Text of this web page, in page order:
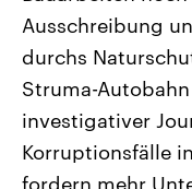
Landtagswahl
2026
Alle Informationen
Sachsen-Anhalt wählt
September 2026
Landtag. Seit 2021 wird
Bundesland von einer
Ausschreibung
durchs
Struma-
investigativer
Korruptionsfälle
fordern mehr